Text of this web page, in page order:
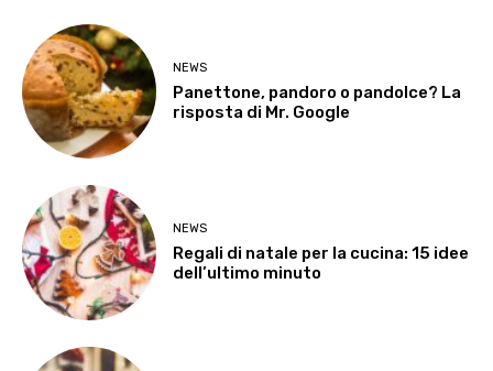
NEWS
Panettone, pandoro o pandolce? La
risposta di Mr. Google
NEWS
Regali di natale per la cucina: 15 idee
dell’ultimo minuto